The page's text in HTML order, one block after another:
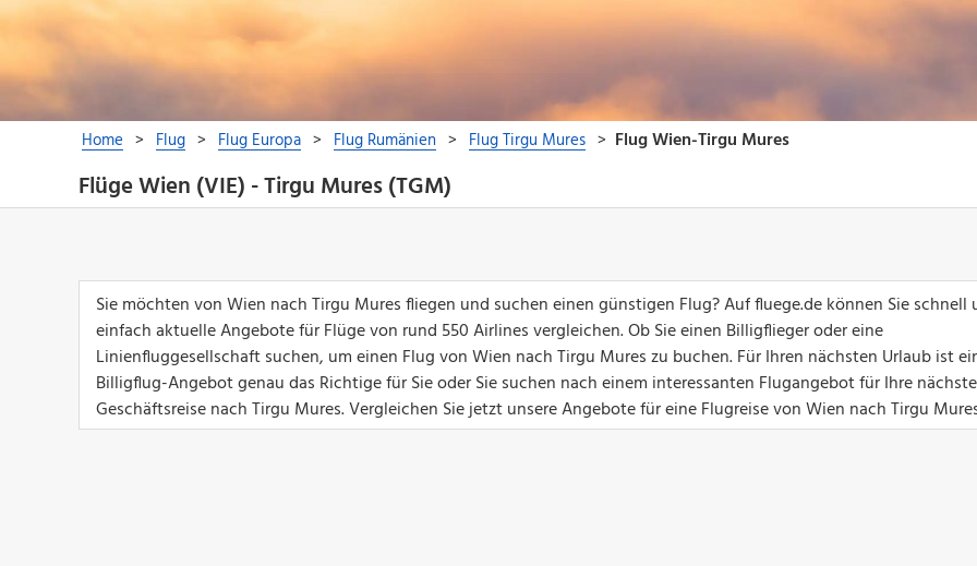
Flüge Wien (VIE) - Tirgu Mures (TGM)
Sie möchten von Wien nach Tirgu Mures fliegen und suchen einen günstigen Flug? Auf fluege.de können Sie schnell
einfach aktuelle Angebote für Flüge von rund 550 Airlines vergleichen. Ob Sie einen Billigflieger oder eine
Linienfluggesellschaft suchen, um einen Flug von Wien nach Tirgu Mures zu buchen. Für Ihren nächsten Urlaub ist
Billigflug-Angebot genau das Richtige für Sie oder Sie suchen nach einem interessanten Flugangebot für Ihre nächste
Geschäftsreise nach Tirgu Mures. Vergleichen Sie jetzt unsere Angebote für eine Flugreise von Wien nach Tirgu